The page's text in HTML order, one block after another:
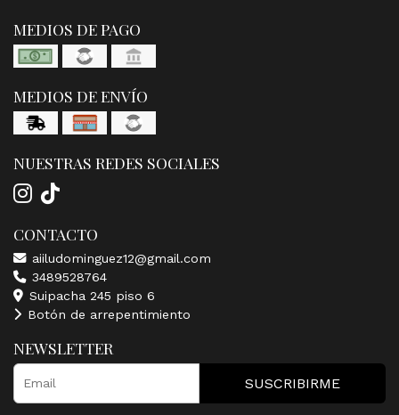
MEDIOS DE PAGO
MEDIOS DE ENVÍO
NUESTRAS REDES SOCIALES
CONTACTO
aiiludominguez12@gmail.com
3489528764
Suipacha 245 piso 6
Botón de arrepentimiento
NEWSLETTER
SUSCRIBIRME